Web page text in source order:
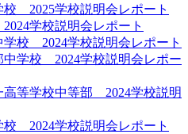
校 2025学校説明会レポート
2024学校説明会レポート
学校 2024学校説明会レポート
中学校 2024学校説明会レポー
高等学校中等部 2024学校説明
校 2024学校説明会レポート